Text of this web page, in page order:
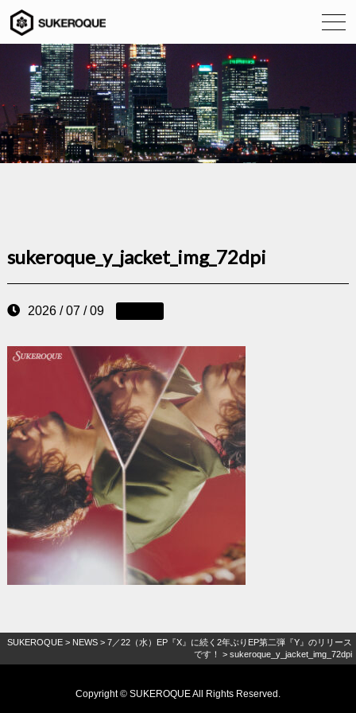
sukeroque_y_jacket_img_72dpi
2026 / 07 / 09
SUKEROQUE > NEWS > 7／22（水）EP『X』に続く2年ぶりEP第二弾『Y』のリリース
です！
> sukeroque_y_jacket_img_72dpi
Copyright © SUKEROQUE All Rights Reserved.